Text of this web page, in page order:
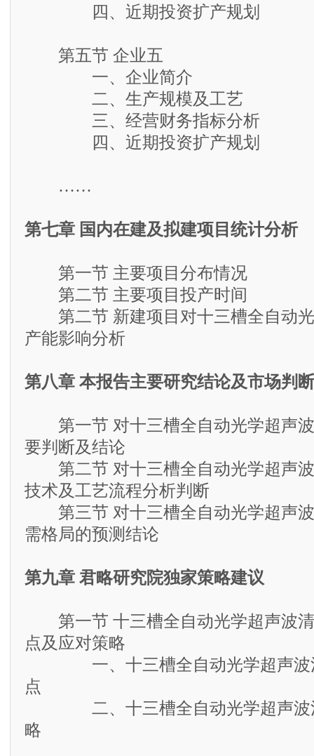
四、近期投资扩产规划
第五节 企业五
一、企业简介
二、生产规模及工艺
三、经营财务指标分析
四、近期投资扩产规划
……
第七章 国内在建及拟建项目统计分析
第一节 主要项目分布情况
第二节 主要项目投产时间
第二节 新建项目对十三槽全自动光
产能影响分析
第八章 本报告主要研究结论及市场判断
第一节 对十三槽全自动光学超声波
要判断及结论
第二节 对十三槽全自动光学超声波
技术及工艺流程分析判断
第三节 对十三槽全自动光学超声波
需格局的预测结论
第九章 君略研究院独家策略建议
第一节 十三槽全自动光学超声波清
点及应对策略
一、十三槽全自动光学超声波清
点
二、十三槽全自动光学超声波清
略